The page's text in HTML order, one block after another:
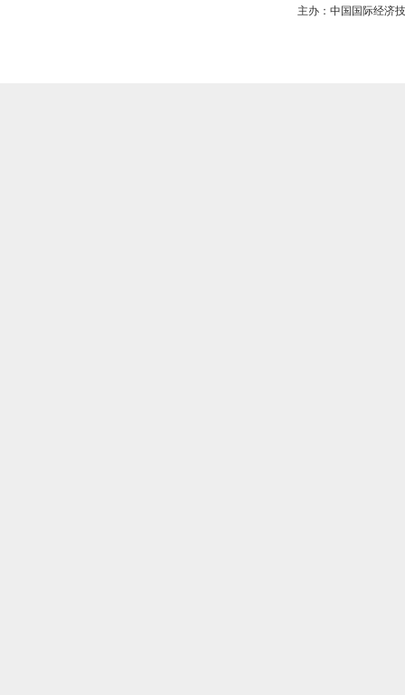
主办：中国国际经济